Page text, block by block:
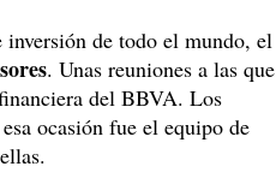
inversión de todo el mundo, el
. Unas reuniones a las que
del BBVA. Los
ocasión fue el equipo de